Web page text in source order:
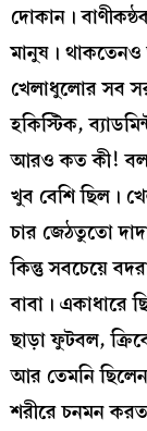
দোকান।
মানুষ। থাকতেনও
খেলাধুলোর সব
হকিস্টিক,
আরও কত কী!
খুব বেশি ছিল।
চার জেঠতুতো
কিন্তু সবচেয়ে
বাবা। একাধারে
ছাড়া ফুটবল,
আর তেমনি
শরীরে চনমন